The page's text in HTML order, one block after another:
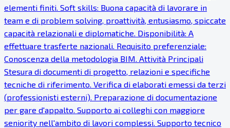
elementi finiti. Soft skills: Buona capacità di lavorare in
team e di problem solving, proattività, entusiasmo, spiccate
capacità relazionali e diplomatiche. Disponibilità: A
effettuare trasferte nazionali. Requisito preferenziale:
Conoscenza della metodologia BIM. Attività Principali
Stesura di documenti di progetto, relazioni e specifiche
tecniche di riferimento. Verifica di elaborati emessi da terzi
(professionisti esterni). Preparazione di documentazione
per gare d'appalto. Supporto ai colleghi con maggiore
seniority nell'ambito di lavori complessi. Supporto tecnico